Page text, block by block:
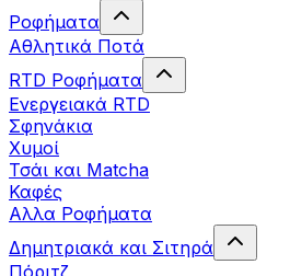
Ροφήματα
Αθλητικά Ποτά
RTD Ροφήματα
Ενεργειακά RTD
Σφηνάκια
Χυμοί
Τσάι και Matcha
Καφές
Αλλα Ροφήματα
Δημητριακά και Σιτηρά
Πόριτζ